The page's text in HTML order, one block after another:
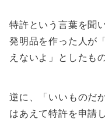
特許という言葉を聞
発明品を作った人が
えないよ」としたも
逆に、「いいものだ
はあえて特許を申請